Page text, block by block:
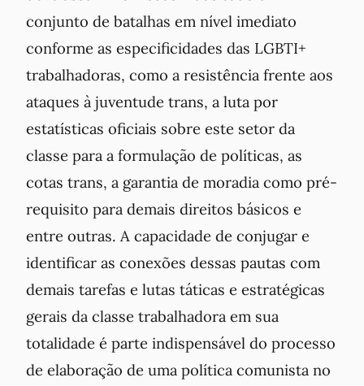
conjunto de batalhas em nível imediato
conforme as especificidades das LGBTI+
trabalhadoras, como a resistência frente aos
ataques à juventude trans, a luta por
estatísticas oficiais sobre este setor da
classe para a formulação de políticas, as
cotas trans, a garantia de moradia como pré-
requisito para demais direitos básicos e
entre outras. A capacidade de conjugar e
identificar as conexões dessas pautas com
demais tarefas e lutas táticas e estratégicas
gerais da classe trabalhadora em sua
totalidade é parte indispensável do processo
de elaboração de uma política comunista no